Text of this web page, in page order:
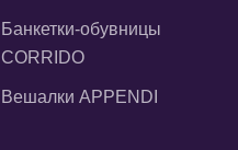
Банкетки-обувницы
CORRIDO
Вешалки APPENDI